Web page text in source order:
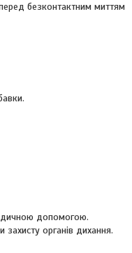
безконтактним миттям
допомогою.
органів дихання.